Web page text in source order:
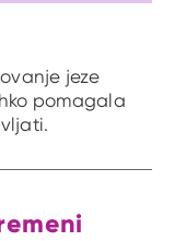
jeze
pomagala